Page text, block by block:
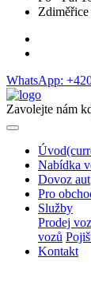
Zdiměřice
WhatsApp:
Zavolejte nám
Úvod
Nabídka
Dovoz aut
Pro
Služby
Prodej
vozů
Kontakt